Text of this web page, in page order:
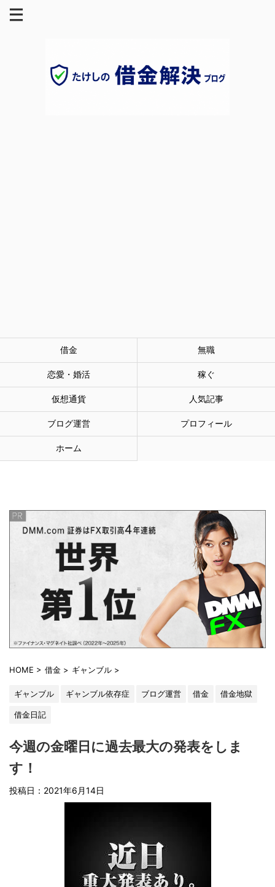
借金 無職
恋愛・婚活 稼ぐ
仮想通貨 人気記事
ブログ運営 プロフィール
ホーム
HOME > 借金 > ギャンブル >
ギャンブル ギャンブル依存症 ブログ運営 借金 借金地獄
借金日記
今週の金曜日に過去最大の発表をしま
す！
投稿日： 2021年6月14日